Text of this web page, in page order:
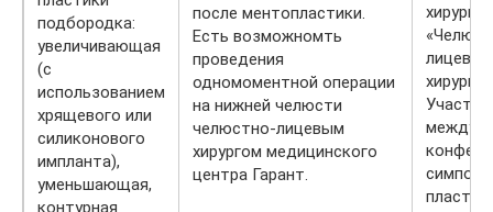
подбородка:
увеличивающая
(с
использованием
хрящевого или
силиконового
импланта),
уменьшающая,
контурная
после ментопластики.
Есть возможномть
проведения
одномоментной операции
на нижней челюсти
челюстно-лицевым
хирургом медицинского
центра Гарант.
лицевая